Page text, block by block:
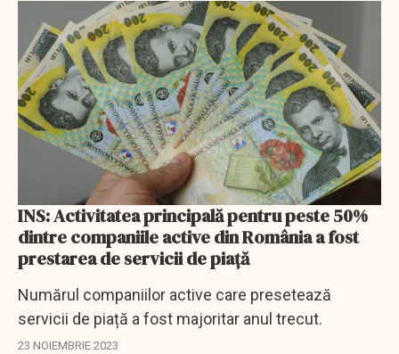
INS: Activitatea principală pentru peste 50%
dintre companiile active din România a fost
prestarea de servicii de piață
Numărul companiilor active care presetează
servicii de piață a fost majoritar anul trecut.
23 NOIEMBRIE 2023